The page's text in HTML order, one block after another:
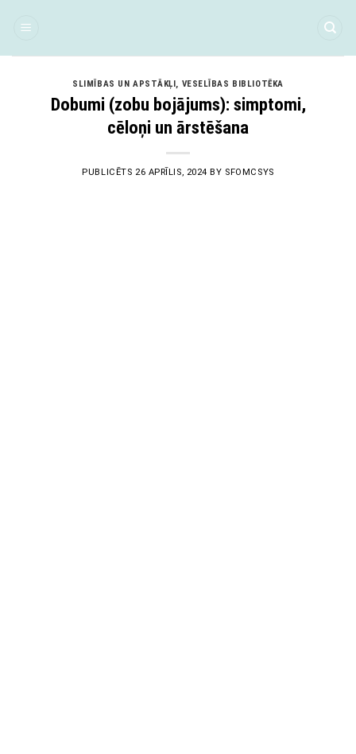
SLIMĪBAS UN APSTĀKĻI, VESELĪBAS BIBLIOTĒKA
Dobumi (zobu bojājums): simptomi,
cēloņi un ārstēšana
PUBLICĒTS 26 APRĪLIS, 2024 BY SFOMCSYS